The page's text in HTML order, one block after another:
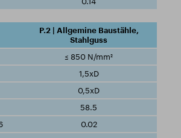
P.2 | Allgemine Baustähle,
Stahlguss
≤ 850 N/mm²
1,5xD
0,5xD
58.5
0.02